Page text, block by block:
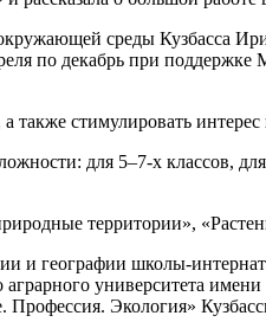
среды Кузбасса
по декабрь при
также стимулировать
для 5–7-х классов,
территории»,
и географии школы-
аграрного университета
Экология»